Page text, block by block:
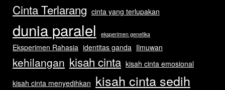
Cinta Terlarang cinta yang terlupakan
dunia paralel eksperimen genetika
Eksperimen Rahasia identitas ganda Ilmuwan
kehilangan kisah cinta kisah cinta emosional
kisah cinta menyedihkan kisah cinta sedih